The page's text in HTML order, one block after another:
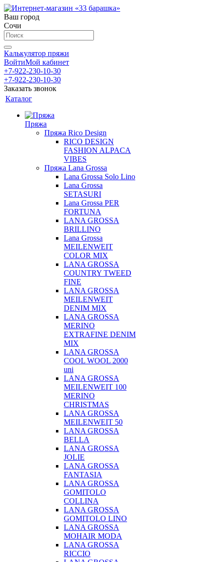
Ваш город
Сочи
Калькулятор пряжи
ВойтиМой кабинет
+7-922-230-10-30
+7-922-230-10-30
Заказать звонок
Каталог
Пряжа
Пряжа Rico Design
RICO DESIGN
FASHION ALPACA
VIBES
Пряжа Lana Grossa
Lana Grossa Solo Lino
Lana Grossa
SETASURI
Lana Grossa PER
FORTUNA
LANA GROSSA
BRILLINO
Lana Grossa
MEILENWEIT
COLOR MIX
LANA GROSSA
COUNTRY TWEED
FINE
LANA GROSSA
MEILENWEIT
DENIM MIX
LANA GROSSA
MERINO
EXTRAFINE DENIM
MIX
LANA GROSSA
COOL WOOL 2000
uni
LANA GROSSA
MEILENWEIT 100
MERINO
CHRISTMAS
LANA GROSSA
MEILENWEIT 50
LANA GROSSA
BELLA
LANA GROSSA
JOLIE
LANA GROSSA
FANTASIA
LANA GROSSA
GOMITOLO
COLLINA
LANA GROSSA
GOMITOLO LINO
LANA GROSSA
MOHAIR MODA
LANA GROSSA
RICCIO